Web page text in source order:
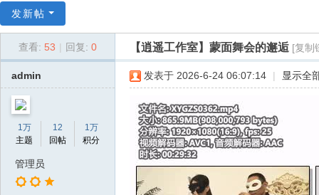
域
发新帖
查看: 53 回复: 0 【逍遥工作室】蒙面舞会的邂逅 [复制
admin
1万
主题
12
回帖
1万
积分
管理员
发表于 2026-6-24 06:07:14 显示全